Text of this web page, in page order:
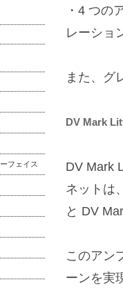
・4 つの
レーショ
また、グ
DV Mark
DV Mark
ネットは
と DV
このアン
ーンを実
フェイス